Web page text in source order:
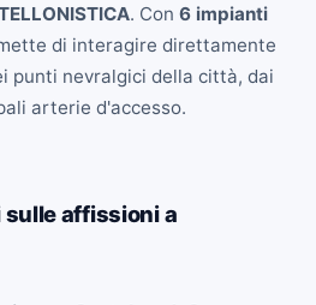
. Con 6 impianti
di interagire direttamente
punti nevralgici della città, dai
arterie d'accesso.
affissioni a